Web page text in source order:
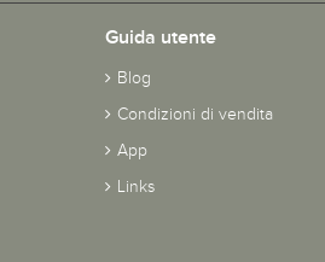
Guida utente
Blog
Condizioni di vendita
App
Links